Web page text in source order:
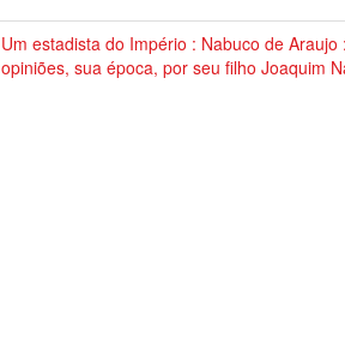
Um estadista do Império : Nabuco de Araujo
opiniões, sua época, por seu filho Joaquim